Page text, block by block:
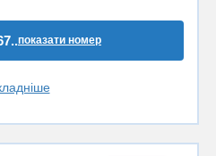
показати номер